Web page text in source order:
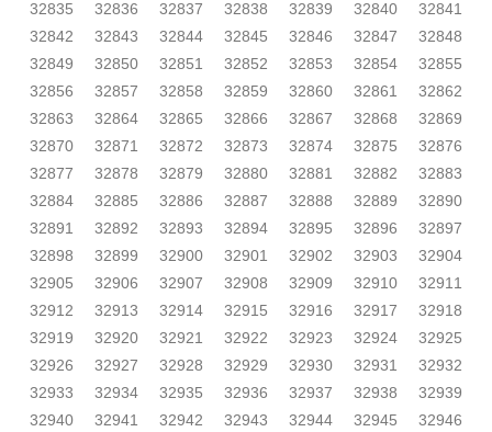
32835
32836 32837 32838 32839 32840
32841
32842
32843 32844 32845 32846 32847
32848
32849
32850 32851 32852 32853 32854
32855
32856
32857 32858 32859 32860 32861
32862
32863
32864 32865 32866 32867 32868
32869
32870
32871 32872 32873 32874 32875
32876
32877
32878 32879 32880 32881 32882
32883
32884
32885 32886 32887 32888 32889
32890
32891
32892 32893 32894 32895 32896
32897
32898
32899 32900 32901 32902 32903
32904
32905
32906 32907 32908 32909 32910
32911
32912
32913 32914 32915 32916 32917
32918
32919
32920 32921 32922 32923 32924
32925
32926
32927 32928 32929 32930 32931
32932
32933
32934 32935 32936 32937 32938
32939
32940
32941 32942 32943 32944 32945
32946